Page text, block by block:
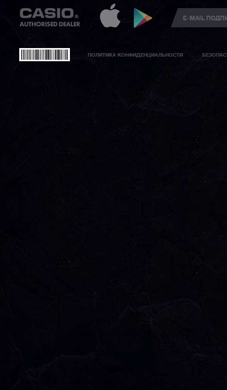
ПОЛИТИКА КОНФИДЕНЦИАЛЬНОСТИ